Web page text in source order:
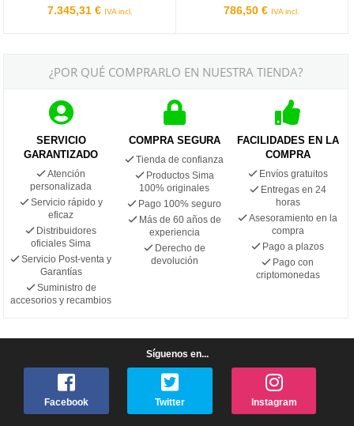
7.345,31 € IVA incl. 786,50 € IVA incl.
¿POR QUÉ COMPRARLO EN NUESTRA TIENDA?
SERVICIO
GARANTIZADO
Atención
personalizada
Servicio rápido y
eficaz
Distribuidores
oficiales Sima
Servicio Post-venta y
Garantías
Suministro de
accesorios y recambios
COMPRA SEGURA
Tienda de confianza
Productos Sima
100% originales
Pago 100% seguro
Más de 60 años de
experiencia
Derecho de
devolución
FACILIDADES EN LA
COMPRA
Envíos gratuitos
Entregas en 24
horas
Asesoramiento en la
compra
Pago a plazos
Pago con
criptomonedas
Síguenos en...
Facebook Twitter Instagram